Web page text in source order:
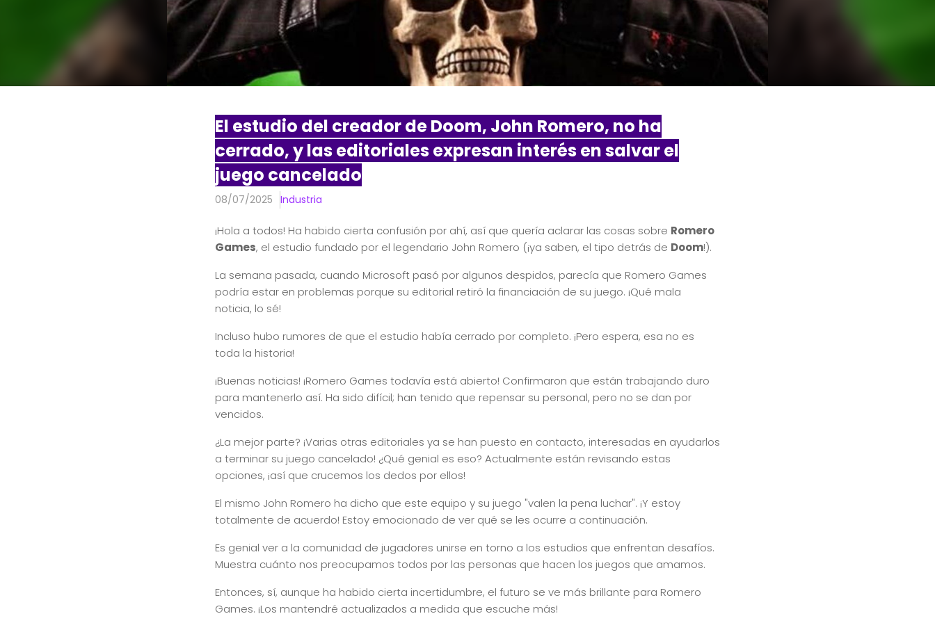
El estudio del creador de Doom, John Romero, no ha
cerrado, y las editoriales expresan interés en salvar el
juego cancelado
08/07/2025 Industria
¡Hola a todos! Ha habido cierta confusión por ahí, así que quería aclarar las cosas sobre Romero
Games, el estudio fundado por el legendario John Romero (¡ya saben, el tipo detrás de Doom!).
La semana pasada, cuando Microsoft pasó por algunos despidos, parecía que Romero Games
podría estar en problemas porque su editorial retiró la financiación de su juego. ¡Qué mala
noticia, lo sé!
Incluso hubo rumores de que el estudio había cerrado por completo. ¡Pero espera, esa no es
toda la historia!
¡Buenas noticias! ¡Romero Games todavía está abierto! Confirmaron que están trabajando duro
para mantenerlo así. Ha sido difícil; han tenido que repensar su personal, pero no se dan por
vencidos.
¿La mejor parte? ¡Varias otras editoriales ya se han puesto en contacto, interesadas en ayudarlos
a terminar su juego cancelado! ¿Qué genial es eso? Actualmente están revisando estas
opciones, ¡así que crucemos los dedos por ellos!
El mismo John Romero ha dicho que este equipo y su juego "valen la pena luchar". ¡Y estoy
totalmente de acuerdo! Estoy emocionado de ver qué se les ocurre a continuación.
Es genial ver a la comunidad de jugadores unirse en torno a los estudios que enfrentan desafíos.
Muestra cuánto nos preocupamos todos por las personas que hacen los juegos que amamos.
Entonces, sí, aunque ha habido cierta incertidumbre, el futuro se ve más brillante para Romero
Games. ¡Los mantendré actualizados a medida que escuche más!